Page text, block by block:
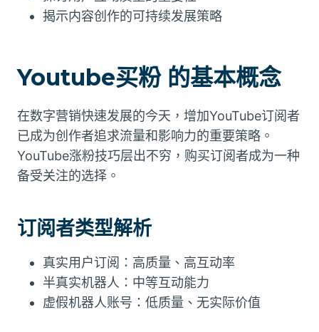
揭示内容创作的可持续发展策略
Youtube买粉 的基本概念
在数字营销快速发展的今天，增加YouTube订阅者
已成为创作者追求流量和影响力的重要策略。
YouTube涨粉技巧层出不穷，购买订阅者成为一种
备受关注的选择。
订阅者类型解析
真实用户订阅：高质量、高互动率
半真实机器人：中等互动能力
虚假机器人账号：低质量、无实际价值